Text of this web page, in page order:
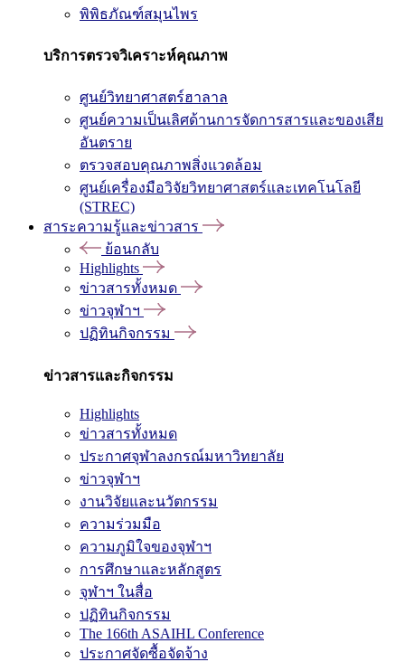
พิพิธภัณฑ์สมุนไพร
บริการตรวจวิเคราะห์คุณภาพ
ศูนย์วิทยาศาสตร์ฮาลาล
ศูนย์ความเป็นเลิศด้านการจัดการสารและของเสีย
อันตราย
ตรวจสอบคุณภาพสิ่งแวดล้อม
ศูนย์เครื่องมือวิจัยวิทยาศาสตร์และเทคโนโลยี
(STREC)
สาระความรู้และข่าวสาร
ย้อนกลับ
Highlights
ข่าวสารทั้งหมด
ข่าวจุฬาฯ
ปฏิทินกิจกรรม
ข่าวสารและกิจกรรม
Highlights
ข่าวสารทั้งหมด
ประกาศจุฬาลงกรณ์มหาวิทยาลัย
ข่าวจุฬาฯ
งานวิจัยและนวัตกรรม
ความร่วมมือ
ความภูมิใจของจุฬาฯ
การศึกษาและหลักสูตร
จุฬาฯ ในสื่อ
ปฏิทินกิจกรรม
The 166th ASAIHL Conference
ประกาศจัดซื้อจัดจ้าง